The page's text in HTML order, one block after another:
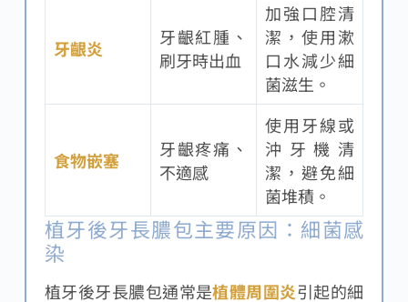
牙齦炎
牙齦紅腫、
刷牙時出血
加強口腔清
潔，使用漱
口水減少細
菌滋生。
食物嵌塞
牙齦疼痛、
不適感
使用牙線或
沖牙機清
潔，避免細
菌堆積。
植牙後牙長膿包主要原因：細菌感
染
植牙後牙長膿包通常是植體周圍炎引起的細